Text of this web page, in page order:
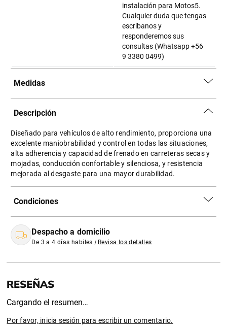
instalación para Motos5.
Cualquier duda que tengas
escribanos y
responderemos sus
consultas (Whatsapp +56
9 3380 0499)
Medidas
Descripción
Diseñado para vehículos de alto rendimiento, proporciona una
excelente maniobrabilidad y control en todas las situaciones,
alta adherencia y capacidad de frenado en carreteras secas y
mojadas, conducción confortable y silenciosa, y resistencia
mejorada al desgaste para una mayor durabilidad.
Condiciones
Despacho a domicilio
De 3 a 4 días habiles | Revisa los detalles
Cargando el resumen…
Por favor, inicia sesión para escribir un comentario.